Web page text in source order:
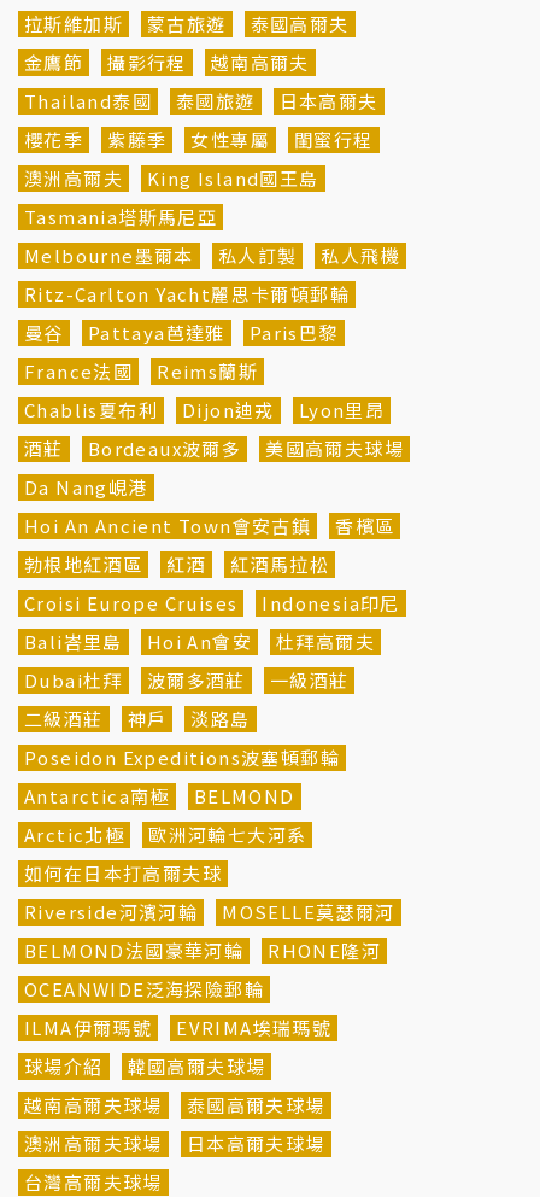
拉斯維加斯
蒙古旅遊
泰國高爾夫
金鷹節
攝影行程
越南高爾夫
Thailand泰國
泰國旅遊
日本高爾夫
櫻花季
紫藤季 女性專屬
閨蜜行程
澳洲高爾夫
King Island國王島
Tasmania塔斯馬尼亞
Melbourne墨爾本
私人訂製
私人飛機
Ritz-Carlton Yacht麗思卡爾頓郵輪
曼谷
Pattaya芭達雅
Paris巴黎
France法國
Reims蘭斯
Chablis夏布利
Dijon迪戎
Lyon里昂
酒莊
Bordeaux波爾多
美國高爾夫球場
Da Nang峴港
Hoi An Ancient Town會安古鎮
香檳區
勃根地紅酒區
紅酒
紅酒馬拉松
Croisi Europe Cruises
Indonesia印尼
Bali峇里島
Hoi An會安
杜拜高爾夫
Dubai杜拜
波爾多酒莊
一級酒莊
二級酒莊
神戶
淡路島
Poseidon Expeditions波塞頓郵輪
Antarctica南極
BELMOND
Arctic北極
歐洲河輪七大河系
如何在日本打高爾夫球
Riverside河濱河輪
MOSELLE莫瑟爾河
BELMOND法國豪華河輪
RHONE隆河
OCEANWIDE泛海探險郵輪
ILMA伊爾瑪號
EVRIMA埃瑞瑪號
球場介紹
韓國高爾夫球場
越南高爾夫球場
泰國高爾夫球場
澳洲高爾夫球場
日本高爾夫球場
台灣高爾夫球場